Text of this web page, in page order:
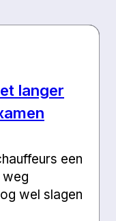
langer
een
wel slagen